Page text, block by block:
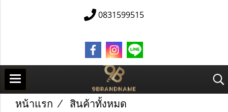
0831599515
หน้าแรก
สินค้าทั้งหมด